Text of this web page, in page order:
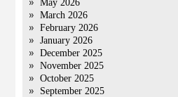
May 2026
March 2026
February 2026
January 2026
December 2025
November 2025
October 2025
September 2025